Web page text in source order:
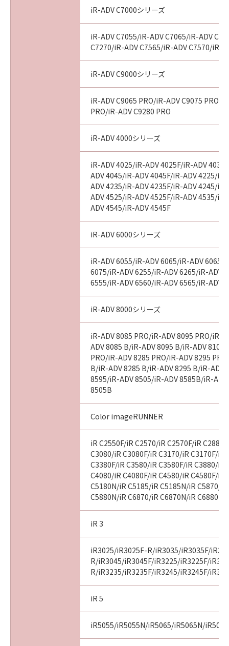
iR-ADV C7000シリーズ
iR-ADV C7055/iR-ADV C7065/iR-ADV
C7270/iR-ADV C7565/iR-ADV C7570/iR-
iR-ADV C9000シリーズ
iR-ADV C9065 PRO/iR-ADV C9075 PRO/
PRO/iR-ADV C9280 PRO
iR-ADV 4000シリーズ
iR-ADV 4025/iR-ADV 4025F/iR-ADV
ADV 4045/iR-ADV 4045F/iR-ADV 4225/
ADV 4235/iR-ADV 4235F/iR-ADV 4245/
ADV 4525/iR-ADV 4525F/iR-ADV 4535/
ADV 4545/iR-ADV 4545F
iR-ADV 6000シリーズ
iR-ADV 6055/iR-ADV 6065/iR-ADV 6065-
6075/iR-ADV 6255/iR-ADV 6265/iR-ADV
6555/iR-ADV 6560/iR-ADV 6565/iR-ADV
iR-ADV 8000シリーズ
iR-ADV 8085 PRO/iR-ADV 8095 PRO/iR-
ADV 8085 B/iR-ADV 8095 B/iR-ADV 8105
PRO/iR-ADV 8285 PRO/iR-ADV 8295
B/iR-ADV 8285 B/iR-ADV 8295 B/iR-ADV
8595/iR-ADV 8505/iR-ADV 8585B/iR-
8505B
Color imageRUNNER
iR C2550F/iR C2570/iR C2570F/iR
C3080/iR C3080F/iR C3170/iR C3170F/iR
C3380F/iR C3580/iR C3580F/iR C3880/iR
C4080/iR C4080F/iR C4580/iR C4580F/iR
C5180N/iR C5185/iR C5185N/iR C5870/
C5880N/iR C6870/iR C6870N/iR C6880N
iR 3
iR3025/iR3025F-R/iR3035/iR3035F/
R/iR3045/iR3045F/iR3225/iR3225F/
R/iR3235/iR3235F/iR3245/iR3245F/
iR 5
iR5055/iR5055N/iR5065/iR5065N/